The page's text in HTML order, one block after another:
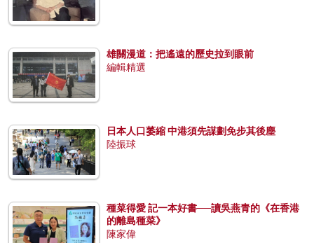
雄關漫道：把遙遠的歷史拉到眼前
編輯精選
日本人口萎縮 中港須先謀劃免步其後塵
陸振球
種菜得愛 記一本好書──讀吳燕青的《在香港
的離島種菜》
陳家偉